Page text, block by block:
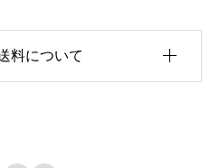
料について
ごとに異なるため、苗のお